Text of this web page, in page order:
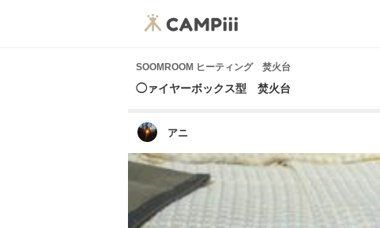
SOOMROOM ヒーティング 焚火台
◯ァイヤーボックス型 焚火台
アニ